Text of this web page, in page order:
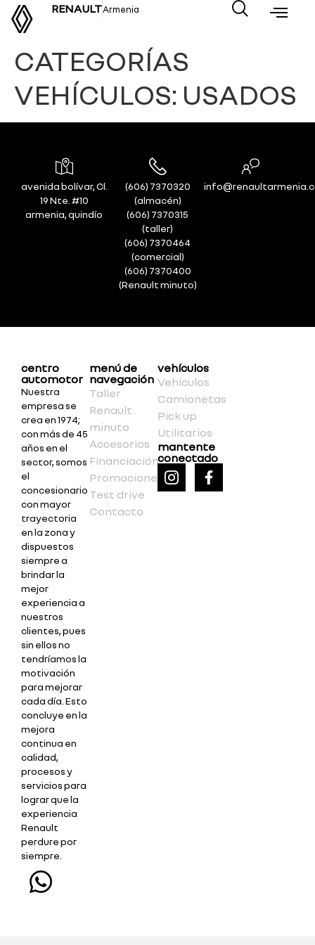
RENAULTArmenia
CATEGORÍAS
VEHÍCULOS: USADOS
avenida bolívar, Cl.
19 Nte. #10
armenia, quindío
(606) 7370320
(almacén)
(606) 7370315
(taller)
(606) 7370464
(comercial)
(606) 7370400
(Renault minuto)
centro
automotor
Nuestra
empresa se
crea en 1974;
con más de 45
años en el
sector, somos
el
concesionario
con mayor
trayectoria
en la zona y
dispuestos
siempre a
brindar la
mejor
experiencia a
nuestros
clientes, pues
sin ellos no
tendríamos la
motivación
para mejorar
cada día. Esto
concluye en la
mejora
continua en
calidad,
procesos y
servicios para
lograr que la
experiencia
Renault
perdure por
siempre.
menú de
navegación
Taller
Renault
minuto
Accesorios
Financiación
Promociones
Test drive
Contacto
vehículos
Vehículos
Camionetas
Pick up
Utilitarios
mantente
conectado